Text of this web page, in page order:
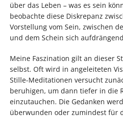
über das Leben – was es sein
beobachte diese Diskrepanz
Vorstellung vom Sein, zwischen
und dem Schein sich
Meine Faszination gilt an dieser
selbst. Oft wird in angeleiteten
Stille-Meditationen versucht
beruhigen, um dann tiefer in die
einzutauchen. Die Gedanken
überwunden oder zumindest für